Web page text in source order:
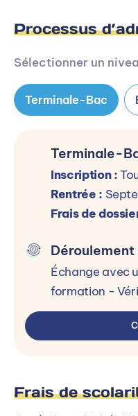
Processus
Sélectionner un
Terminale-Bac
Terminale-
Inscription :
Rentrée :
Frais de
Déroulement
Échange avec
formation -
Frais de